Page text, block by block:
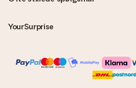
YourSurprise